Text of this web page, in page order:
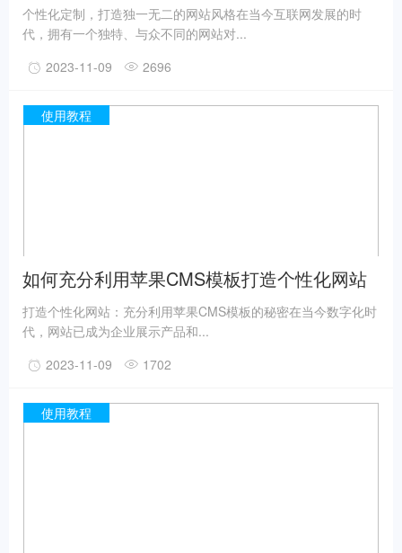
个性化定制，打造独一无二的网站风格在当今互联网发展的时
代，拥有一个独特、与众不同的网站对...
2023-11-09
2696
使用教程
如何充分利用苹果CMS模板打造个性化网站
打造个性化网站：充分利用苹果CMS模板的秘密在当今数字化时
代，网站已成为企业展示产品和...
2023-11-09
1702
使用教程